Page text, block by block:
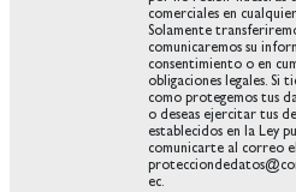
comerciales en
Solamente
comunicaremos su
consentimiento o en
obligaciones legales. Si
como protegemos tus
o deseas ejercitar tus
establecidos en la Ley
comunicarte al correo
ec.